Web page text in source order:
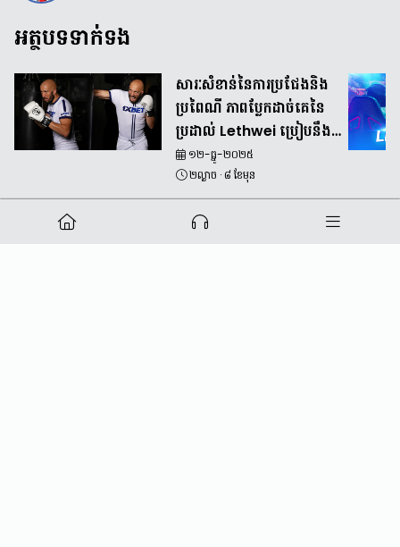
អត្ថបទទាក់ទង
សារៈសំខាន់នៃការប្រជែងនិង
ប្រពៃណី ភាពប្លែកដាច់គេនៃ
ប្រដាល់ Lethwei ប្រៀបនឹង
សិល្បៈក្បាច់គុនផ្សេងៗ និងការ
ត្រលប់មកវិញរបស់កីឡាករ
Dave Leduc ក្នុងឆ្នាំ 2026
១២-ធ្នូ-២០២៥
២ល្ងាច · ៨ ខែមុន
Mediaload